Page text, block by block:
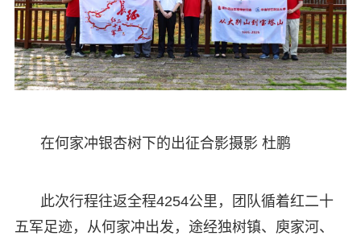
在何家冲银杏树下的出征合影摄影 杜鹏
此次行程往返全程4254公里，团队循着红二十
五军足迹，从何家冲出发，途经独树镇、庾家河、